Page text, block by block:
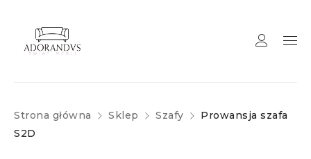
Strona główna Sklep Szafy
Prowansja szafa
S2D